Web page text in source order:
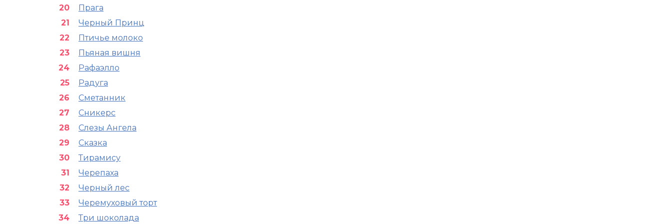
Прага
Черный Принц
Птичье молоко
Пьяная вишня
Рафаэлло
Радуга
Сметанник
Сникерс
Слезы Ангела
Сказка
Тирамису
Черепаха
Черный лес
Черемуховый торт
Три шоколада